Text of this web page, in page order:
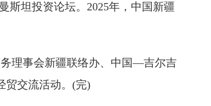
坦投资论坛。2025年，中国新疆
理事会新疆联络办、中国—吉尔吉
贸交流活动。(完)